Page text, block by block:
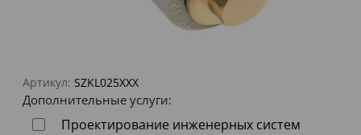
Артикул: SZKL025XXX
Дополнительные услуги:
Проектирование инженерных систем